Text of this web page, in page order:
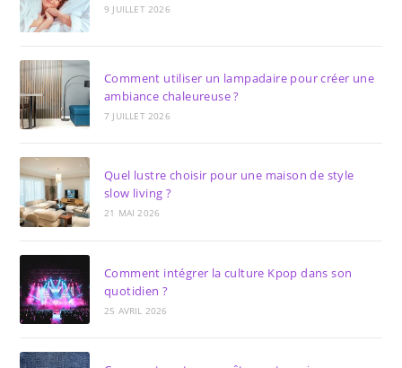
9 JUILLET 2026
Comment utiliser un lampadaire pour créer une
ambiance chaleureuse ?
7 JUILLET 2026
Quel lustre choisir pour une maison de style
slow living ?
21 MAI 2026
Comment intégrer la culture Kpop dans son
quotidien ?
25 AVRIL 2026